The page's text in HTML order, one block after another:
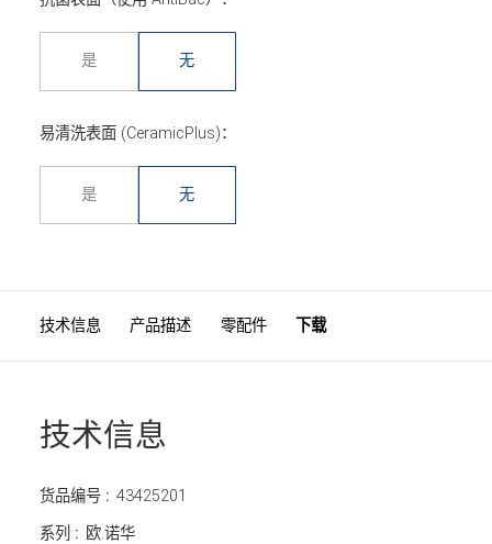
是 无
易清洗表面 (CeramicPlus)：
是 无
技术信息 产品描述 零配件 下载
技术信息
货品编号 : 43425201
系列 : 欧.诺华